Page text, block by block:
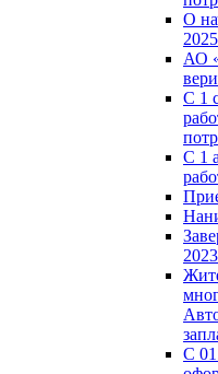
О
АО
С 1
С 1
С